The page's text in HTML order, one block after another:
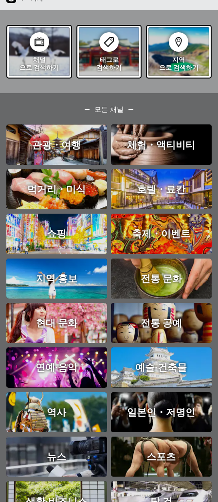
채널
으로 검색하기
태그로
검색하기
지역
으로 검색하기
모든 채널
관광・여행 체험・액티비티
먹거리・미식 호텔・료칸
쇼핑 축제・이벤트
지역 홍보 전통 문화
현대 문화 전통 공예
연예·음악 예술·건축물
역사 일본인・저명인
뉴스 스포츠